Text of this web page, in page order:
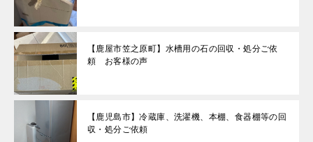
【鹿屋市笠之原町】水槽用の石の回収・処分ご依
頼 お客様の声
【鹿児島市】冷蔵庫、洗濯機、本棚、食器棚等の回
収・処分ご依頼